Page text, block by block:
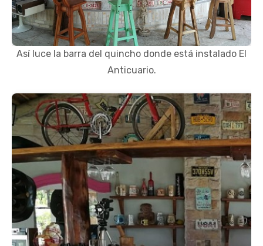
Así luce la barra del quincho donde está instalado El
Anticuario.